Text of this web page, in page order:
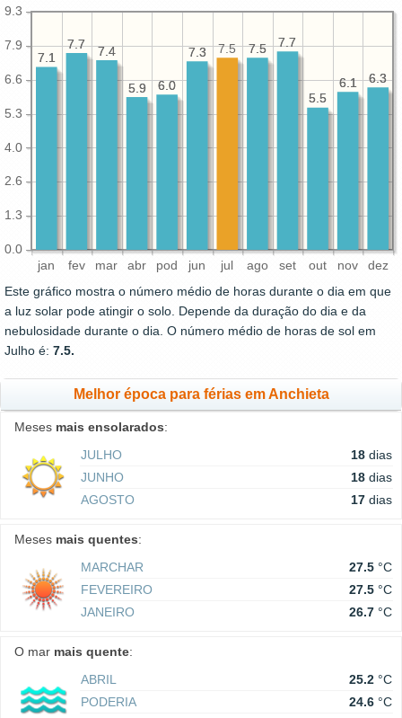
jan fev mar abr pod jun jul ago set out nov dez
0.0
1.3
2.6
4.0
5.3
6.6
7.9
9.3
6.3
6.1
5.5
7.7
7.5
7.3
6.0
5.9
7.4
7.7
7.1
6.3
6.1
5.5
7.7
7.5
7.5
7.3
6.0
5.9
7.4
7.7
7.1
Este gráfico mostra o número médio de horas durante o dia em que
a luz solar pode atingir o solo. Depende da duração do dia e da
nebulosidade durante o dia. O número médio de horas de sol em
Julho é: 7.5.
Melhor época para férias em Anchieta
Meses mais ensolarados:
JULHO
18 dias
JUNHO
18 dias
AGOSTO
17 dias
Meses mais quentes:
MARCHAR
27.5 °C
FEVEREIRO
27.5 °C
JANEIRO
26.7 °C
O mar mais quente:
ABRIL
25.2 °C
PODERIA
24.6 °C